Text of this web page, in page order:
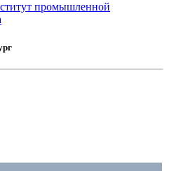
промышленной